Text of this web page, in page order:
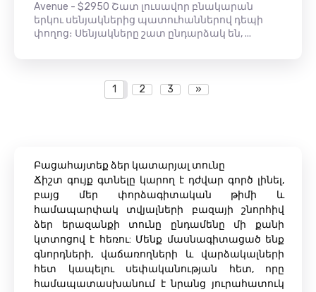
Avenue - $2950 Շատ լուսավոր բնակարան
երկու սենյակներից պատուհաններով դեպի
փողոց։ Սենյակները շատ ընդարձակ են, ...
1 2 3 »
Բացահայտեք ձեր կատարյալ տունը
Ճիշտ գույք գտնելը կարող է դժվար գործ լինել,
բայց մեր փորձագիտական ​​թիմի և
համապարփակ տվյալների բազայի շնորհիվ
ձեր երազանքի տունը ընդամենը մի քանի
կտտոցով է հեռու: Մենք մասնագիտացած ենք
գնորդների, վաճառողների և վարձակալների
հետ կապելու սեփականության հետ, որը
համապատասխանում է նրանց յուրահատուկ